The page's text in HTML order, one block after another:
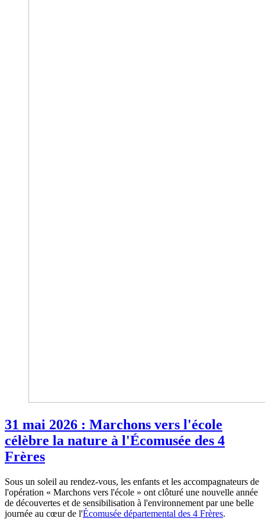
31 mai 2026 : Marchons vers l'école
célèbre la nature à l'Écomusée des 4
Frères
Sous un soleil au rendez-vous, les enfants et les accompagnateurs de
l'opération « Marchons vers l'école » ont clôturé une nouvelle année
de découvertes et de sensibilisation à l'environnement par une belle
journée au cœur de l'Écomusée départemental des 4 Frères.